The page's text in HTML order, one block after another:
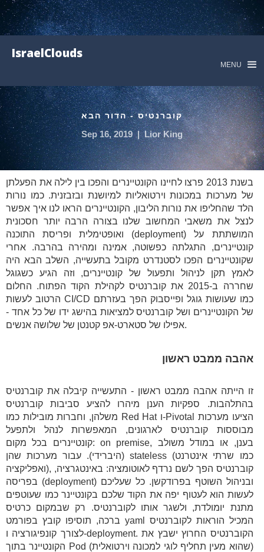
IsraelClouds
MENU
קוברנטיס - הדור הבא
Lior King
|
Sep 16, 2019
בשנת 2013 פרצו לחיינו הקונטיינרים והפכו בין לילה את הפעלתן
של מערכות במכונות וירטואליות למיושנת ובזבזנית. כמו נורות
הלד שהחליפו את נורות הליבון, הקונטיינרים הראו לנו איך אפשר
לנצל את משאבי המחשוב שלנו בצורה הרבה יותר חסכונית
ואופטימלית ופריסת התוכנה (deployment) המושתתת על
קונטיינרים, התגלתה כפשוטה, אמינה ומהירה בהרבה. אחרי
שקונטיינרים הפכו לסטנדרט מקובל בתעשייה, השלב הבא היה
לאמץ תקן לניהול ותפעול של קונטיינרים, וזה הגיע כשגוגל
שחררה ב-2015 את קוברנטיס לקהילת הקוד הפתוח. החלום
הרטוב לעשות CI/CD כמו שעושות גוגל ופייסבוק הפך בעזרתם
של הקונטיינרים ושל קוברנטיס למציאות בהישג ידו של כל אחד -
אפילו של סטארט-אפ קטנטן של שלושה אנשים.
אהבה ממבט ראשון
זו הייתה אהבה ממבט ראשון - התעשייה קיבלה את קוברנטיס
בהתלהבות. ספקיות הענן מיהרו להציע סביבות קוברנטיס
משלהן, וחברות מובילות כמו Red Hat ו-Pivotal הציעו מערכות
מבוססות קוברנטיס לארגונים, המאפשרות לנהל ולתפעל
קונטיינרים בכל מקום: on premise, בענן, או במודל משולב
(היברידי). עבור מערכות שהן stateless (כמו שרתי אינטרנט
ואפליקציה), קוברנטיס הפך לשם נרדף לאוטומציה: באינטגרציה,
בפריסה (deployment) ובניהול השוטף בפרודקשן. כל שעליכם
לעשות הוא לעטוף יפה את הקוד שלכם בקונטיינר כמו שעוטפים
מתנת יומולדת, ולשגר אותו לקוברנטיס. רק שבמקום כרטיס
ברכה, תוסיפו קובץ בפורמט yaml המכיל הוראות לקוברנטיס
לצורך קונפיגורציה ו-deployment. הקוברנטיס החרוץ ישבץ את
הקונטיינר בתוך Pod (שהוא מעין תחליף לוגי למכונה וירטואלית)